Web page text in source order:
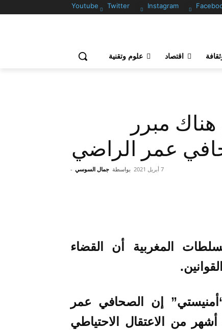
Instagram
Twitter
Youtube
اقتصاد علوم وتقنية
مبرر
عمر الراضي
بواسطة جمال السوسي - 7 أبريل 2021
المغربية أن القضاء
إن الصحافي عمر
من الاعتقال الاحتياطي